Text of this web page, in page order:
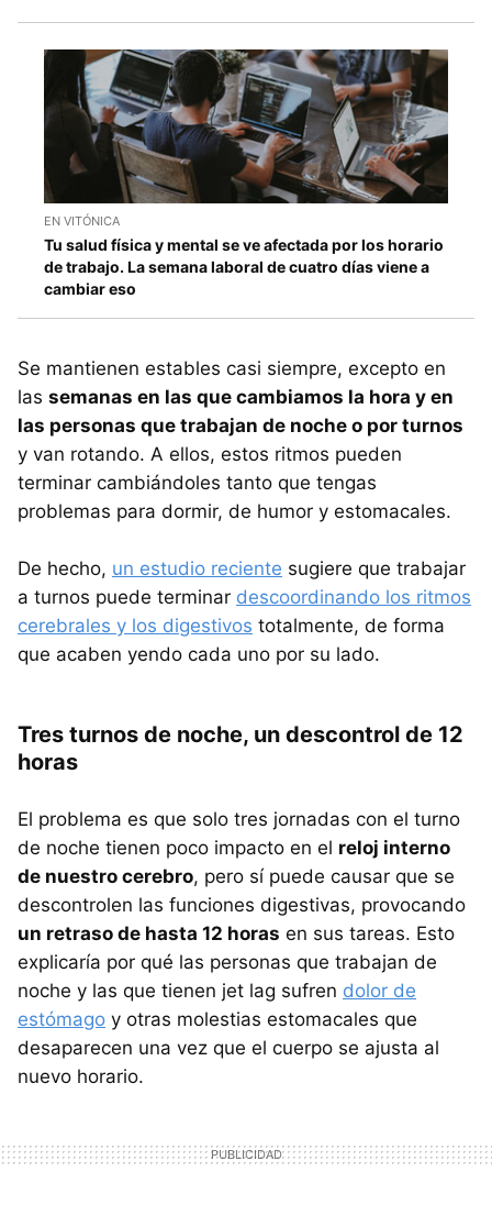
EN VITÓNICA
Tu salud física y mental se ve afectada por los horario
de trabajo. La semana laboral de cuatro días viene a
cambiar eso
Se mantienen estables casi siempre, excepto en
las semanas en las que cambiamos la hora y en
las personas que trabajan de noche o por turnos
y van rotando. A ellos, estos ritmos pueden
terminar cambiándoles tanto que tengas
problemas para dormir, de humor y estomacales.
De hecho, un estudio reciente sugiere que trabajar
a turnos puede terminar descoordinando los ritmos
cerebrales y los digestivos totalmente, de forma
que acaben yendo cada uno por su lado.
Tres turnos de noche, un descontrol de 12
horas
El problema es que solo tres jornadas con el turno
de noche tienen poco impacto en el reloj interno
de nuestro cerebro, pero sí puede causar que se
descontrolen las funciones digestivas, provocando
un retraso de hasta 12 horas en sus tareas. Esto
explicaría por qué las personas que trabajan de
noche y las que tienen jet lag sufren dolor de
estómago y otras molestias estomacales que
desaparecen una vez que el cuerpo se ajusta al
nuevo horario.